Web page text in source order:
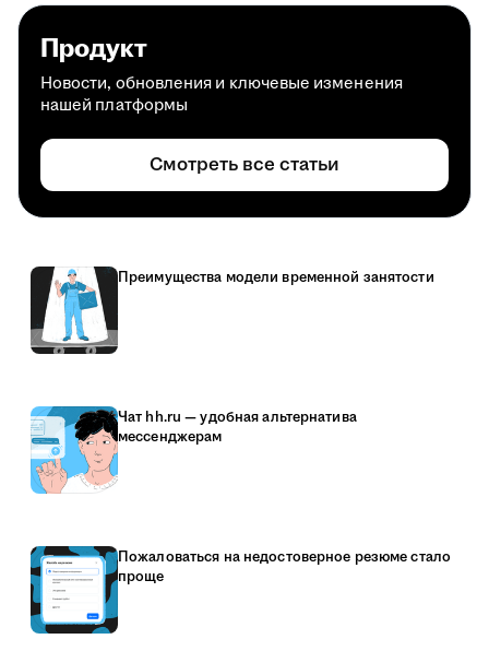
Продукт
Новости, обновления и ключевые изменения
нашей платформы
Смотреть все статьи
Преимущества модели временной занятости
Чат hh.ru — удобная альтернатива
мессенджерам
Пожаловаться на недостоверное резюме стало
проще